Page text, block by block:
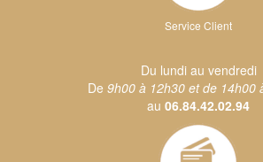
Service Client
Du lundi au vendredi
De 9h00 à 12h30 et de 14h00
au 06.84.42.02.94